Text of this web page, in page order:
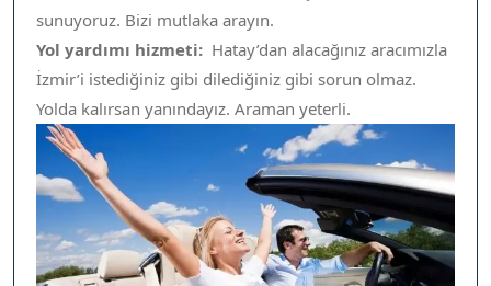
sunuyoruz. Bizi mutlaka arayın.
Yol yardımı hizmeti: Hatay’dan alacağınız aracımızla
İzmir’i istediğiniz gibi dilediğiniz gibi sorun olmaz.
Yolda kalırsan yanındayız. Araman yeterli.